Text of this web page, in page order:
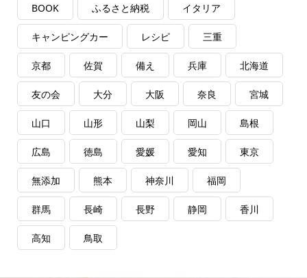
BOOK ふるさと納税 イタリア
キャンピングカー レシピ 三重
京都 佐賀 備え 兵庫 北海道
友の会 大分 大阪 奈良 宮城
山口 山形 山梨 岡山 島根
広島 徳島 愛媛 愛知 東京
無添加 熊本 神奈川 福岡
群馬 長崎 長野 静岡 香川
高知 鳥取